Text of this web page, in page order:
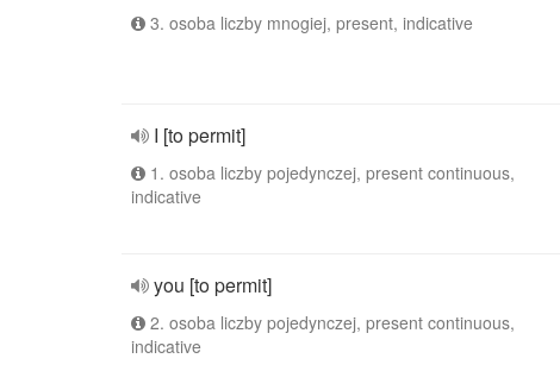
3. osoba liczby mnogiej, present, indicative
I [to permit]
1. osoba liczby pojedynczej, present continuous,
indicative
you [to permit]
2. osoba liczby pojedynczej, present continuous,
indicative